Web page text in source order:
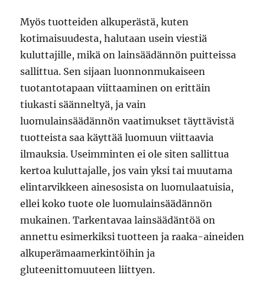
Myös tuotteiden alkuperästä, kuten
kotimaisuudesta, halutaan usein viestiä
kuluttajille, mikä on lainsäädännön puitteissa
sallittua. Sen sijaan luonnonmukaiseen
tuotantotapaan viittaaminen on erittäin
tiukasti säänneltyä, ja vain
luomulainsäädännön vaatimukset täyttävistä
tuotteista saa käyttää luomuun viittaavia
ilmauksia. Useimminten ei ole siten sallittua
kertoa kuluttajalle, jos vain yksi tai muutama
elintarvikkeen ainesosista on luomulaatuisia,
ellei koko tuote ole luomulainsäädännön
mukainen. Tarkentavaa lainsäädäntöä on
annettu esimerkiksi tuotteen ja raaka-aineiden
alkuperämaamerkintöihin ja
gluteenittomuuteen liittyen.